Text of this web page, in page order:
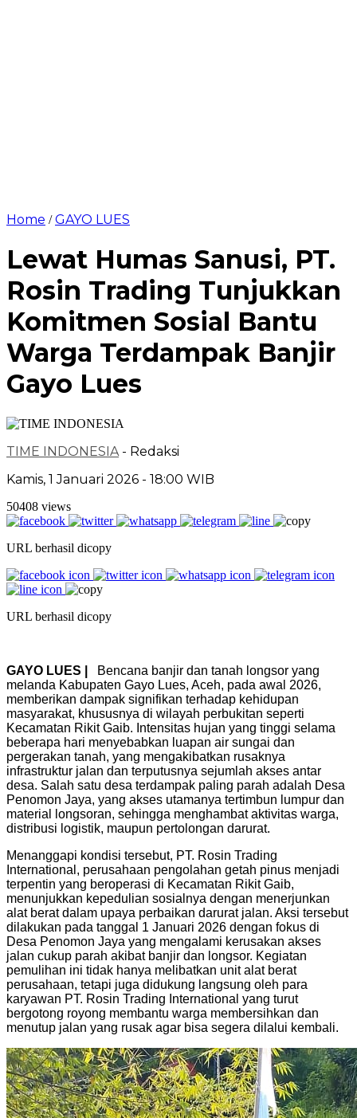
Home /GAYO LUES
Lewat Humas Sanusi, PT.
Rosin Trading Tunjukkan
Komitmen Sosial Bantu
Warga Terdampak Banjir
Gayo Lues
TIME INDONESIA - Redaksi
Kamis, 1 Januari 2026 - 18:00 WIB
50408 views
URL berhasil dicopy
URL berhasil dicopy
GAYO LUES |
Bencana banjir dan tanah longsor yang
melanda Kabupaten Gayo Lues, Aceh, pada awal 2026,
memberikan dampak signifikan terhadap kehidupan
masyarakat, khususnya di wilayah perbukitan seperti
Kecamatan Rikit Gaib. Intensitas hujan yang tinggi selama
beberapa hari menyebabkan luapan air sungai dan
pergerakan tanah, yang mengakibatkan rusaknya
infrastruktur jalan dan terputusnya sejumlah akses antar
desa. Salah satu desa terdampak paling parah adalah Desa
Penomon Jaya, yang akses utamanya tertimbun lumpur dan
material longsoran, sehingga menghambat aktivitas warga,
distribusi logistik, maupun pertolongan darurat.
Menanggapi kondisi tersebut, PT. Rosin Trading
International, perusahaan pengolahan getah pinus menjadi
terpentin yang beroperasi di Kecamatan Rikit Gaib,
menunjukkan kepedulian sosialnya dengan menerjunkan
alat berat dalam upaya perbaikan darurat jalan. Aksi tersebut
dilakukan pada tanggal 1 Januari 2026 dengan fokus di
Desa Penomon Jaya yang mengalami kerusakan akses
jalan cukup parah akibat banjir dan longsor. Kegiatan
pemulihan ini tidak hanya melibatkan unit alat berat
perusahaan, tetapi juga didukung langsung oleh para
karyawan PT. Rosin Trading International yang turut
bergotong royong membantu warga membersihkan dan
menutup jalan yang rusak agar bisa segera dilalui kembali.